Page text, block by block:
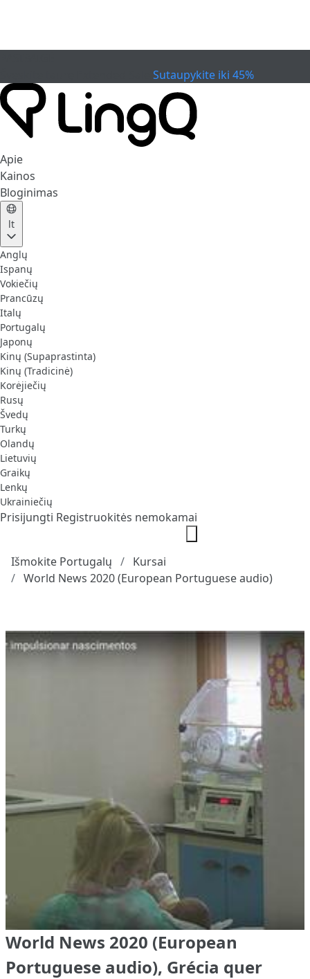
Sutaupykite iki 45%
Apie
Kainos
Bloginimas
lt
Anglų
Ispanų
Vokiečių
Prancūzų
Italų
Portugalų
Japonų
Kinų (Supaprastinta)
Kinų (Tradicinė)
Korėjiečių
Rusų
Švedų
Turkų
Olandų
Lietuvių
Graikų
Lenkų
Ukrainiečių
Prisijungti Registruokitės nemokamai
Išmokite Portugalų
Kursai
World News 2020 (European Portuguese audio)
World News 2020 (European
Portuguese audio), Grécia quer